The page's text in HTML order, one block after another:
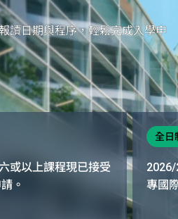
讀日期與程序，輕鬆完成入學申
或以上課程現已接受
。
全日
2026/
專國